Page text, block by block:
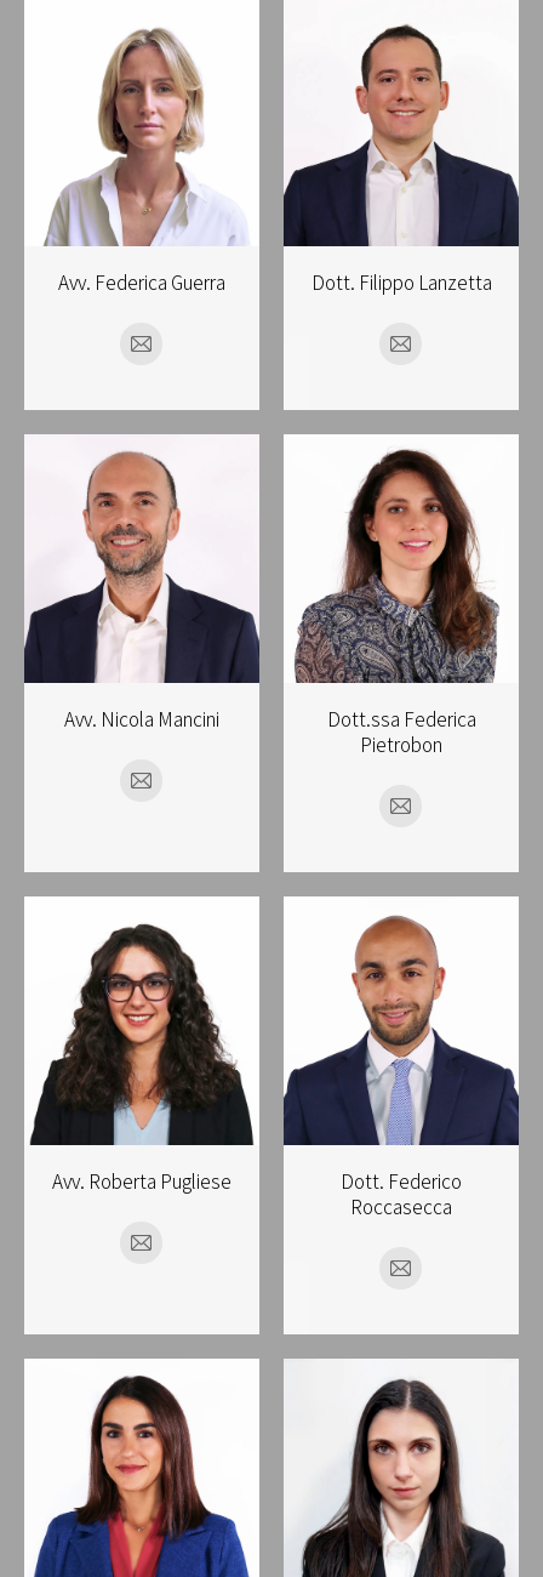
Avv. Federica Guerra
E-
Dott. Filippo Lanzetta
E-
Avv. Nicola Mancini
E-
Dott.ssa Federica
Pietrobon
E-
Avv. Roberta Pugliese
E-
Dott. Federico
Roccasecca
E-